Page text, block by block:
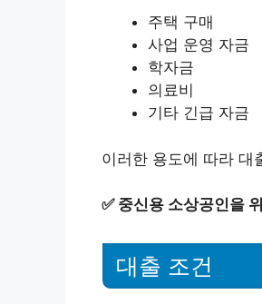
주택 구매
사업 운영 자금
학자금
의료비
기타 긴급 자금
이러한 용도에 따라 대
✅ 중신용 소상공인을
대출 조건